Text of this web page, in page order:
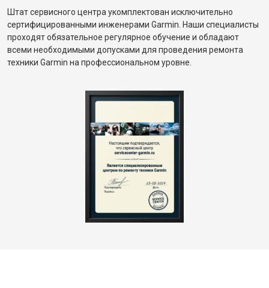
Штат сервисного центра укомплектован исключительно
сертифицированными инженерами Garmin. Наши специалисты
проходят обязательное регулярное обучение и обладают
всеми необходимыми допусками для проведения ремонта
техники Garmin на профессиональном уровне.